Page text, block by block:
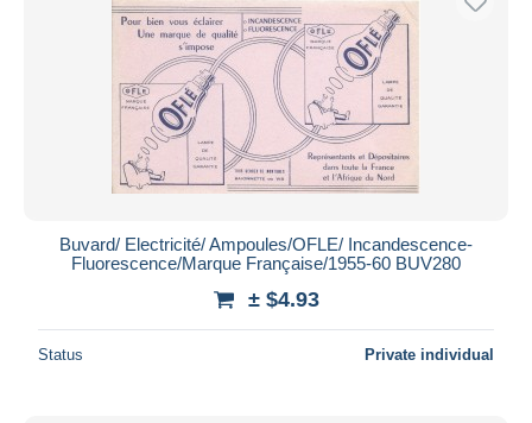
Buvard/ Electricité/ Ampoules/OFLE/ Incandescence-
Fluorescence/Marque Française/1955-60 BUV280
± $4.93
Status Private individual